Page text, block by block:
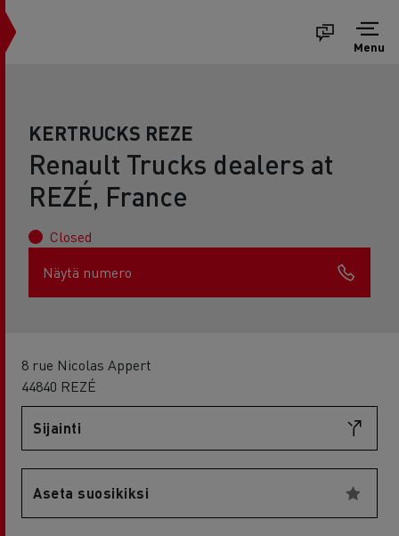
Menu
KERTRUCKS REZE
Renault Trucks dealers at
REZÉ, France
Closed
Näytä numero
8 rue Nicolas Appert
44840 REZÉ
Sijainti
Aseta suosikiksi